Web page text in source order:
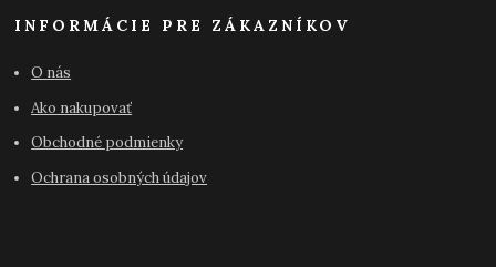
INFORMÁCIE PRE ZÁKAZNÍKOV
O nás
Ako nakupovať
Obchodné podmienky
Ochrana osobných údajov